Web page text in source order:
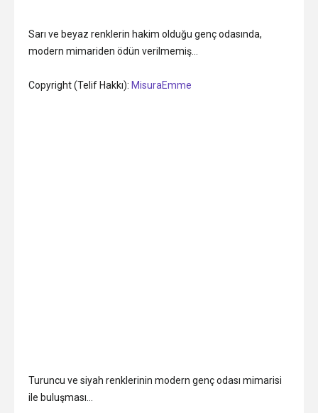
Sarı ve beyaz renklerin hakim olduğu genç odasında,
modern mimariden ödün verilmemiş…
Copyright (Telif Hakkı): MisuraEmme
Turuncu ve siyah renklerinin modern genç odası mimarisi
ile buluşması…